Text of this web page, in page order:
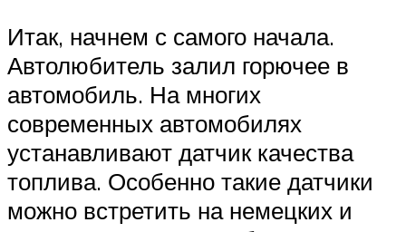
Итак, начнем с самого начала.
Автолюбитель залил горючее в
автомобиль. На многих
современных автомобилях
устанавливают датчик качества
топлива. Особенно такие датчики
можно встретить на немецких и